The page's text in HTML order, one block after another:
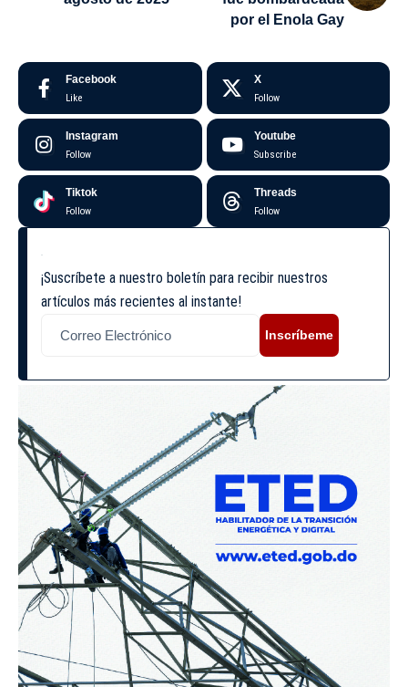
por el Enola Gay
Facebook
Like
X
Follow
Instagram
Follow
Youtube
Subscribe
Tiktok
Follow
Threads
Follow
¡Suscríbete a nuestro boletín para recibir nuestros
artículos más recientes al instante!
Inscríbeme